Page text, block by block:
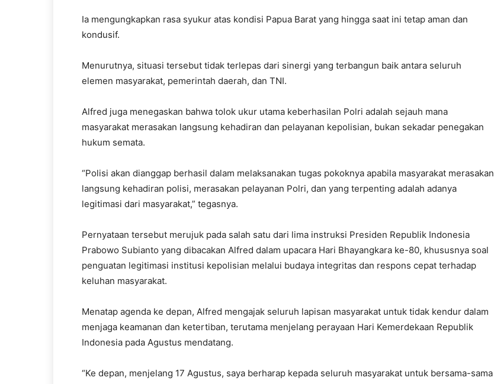
Ia mengungkapkan rasa syukur atas kondisi Papua Barat yang hingga saat ini tetap aman dan
kondusif.
Menurutnya, situasi tersebut tidak terlepas dari sinergi yang terbangun baik antara seluruh
elemen masyarakat, pemerintah daerah, dan TNI.
Alfred juga menegaskan bahwa tolok ukur utama keberhasilan Polri adalah sejauh mana
masyarakat merasakan langsung kehadiran dan pelayanan kepolisian, bukan sekadar penegakan
hukum semata.
“Polisi akan dianggap berhasil dalam melaksanakan tugas pokoknya apabila masyarakat merasakan
langsung kehadiran polisi, merasakan pelayanan Polri, dan yang terpenting adalah adanya
legitimasi dari masyarakat,” tegasnya.
Pernyataan tersebut merujuk pada salah satu dari lima instruksi Presiden Republik Indonesia
Prabowo Subianto yang dibacakan Alfred dalam upacara Hari Bhayangkara ke-80, khususnya soal
penguatan legitimasi institusi kepolisian melalui budaya integritas dan respons cepat terhadap
keluhan masyarakat.
Menatap agenda ke depan, Alfred mengajak seluruh lapisan masyarakat untuk tidak kendur dalam
menjaga keamanan dan ketertiban, terutama menjelang perayaan Hari Kemerdekaan Republik
Indonesia pada Agustus mendatang.
“Ke depan, menjelang 17 Agustus, saya berharap kepada seluruh masyarakat untuk bersama-sama